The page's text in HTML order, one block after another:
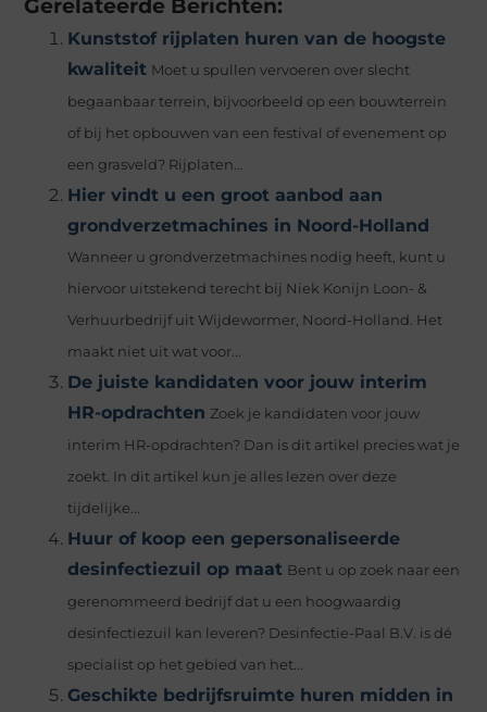
Gerelateerde Berichten:
Kunststof rijplaten huren van de hoogste
kwaliteit Moet u spullen vervoeren over slecht
begaanbaar terrein, bijvoorbeeld op een bouwterrein
of bij het opbouwen van een festival of evenement op
een grasveld? Rijplaten...
Hier vindt u een groot aanbod aan
grondverzetmachines in Noord-Holland
Wanneer u grondverzetmachines nodig heeft, kunt u
hiervoor uitstekend terecht bij Niek Konijn Loon- &
Verhuurbedrijf uit Wijdewormer, Noord-Holland. Het
maakt niet uit wat voor...
De juiste kandidaten voor jouw interim
HR-opdrachten Zoek je kandidaten voor jouw
interim HR-opdrachten? Dan is dit artikel precies wat je
zoekt. In dit artikel kun je alles lezen over deze
tijdelijke...
Huur of koop een gepersonaliseerde
desinfectiezuil op maat Bent u op zoek naar een
gerenommeerd bedrijf dat u een hoogwaardig
desinfectiezuil kan leveren? Desinfectie-Paal B.V. is dé
specialist op het gebied van het...
Geschikte bedrijfsruimte huren midden in